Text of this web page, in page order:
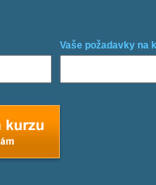
Vaše požadavky na